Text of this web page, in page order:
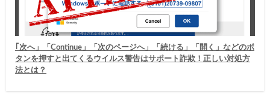
｢次へ」「Continue」「次のページへ」「続ける」「開く」などのボ
タンを押すと出てくるウイルス警告はサポート詐欺！正しい対処方
法とは？